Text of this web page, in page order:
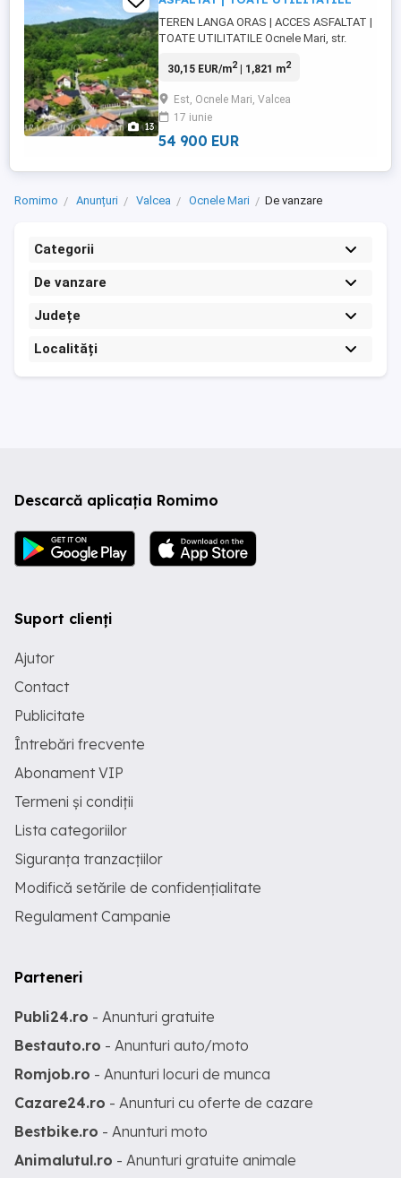
13
TEREN LANGA ORAS | ACCES ASFALTAT |
TOATE UTILITATILE Ocnele Mari, str.
euro mp FARA COMISION LA
o familie fericita ! Teren cu acces asfaltat,
pretabil constructie resedinta permanenta
sau casa de vacanta, situat ...
30,15 EUR/m2| 1,821 m2
Est, Ocnele Mari, Valcea
17 iunie
54 900 EUR
Romimo Anunțuri Valcea Ocnele Mari De vanzare
Categorii
De vanzare
Județe
Localități
Descarcă aplicația Romimo
Suport clienți
Ajutor
Contact
Publicitate
Întrebări frecvente
Abonament VIP
Termeni și condiții
Lista categoriilor
Siguranța tranzacțiilor
Modifică setările de confidențialitate
Regulament Campanie
Parteneri
Publi24.ro - Anunturi gratuite
Bestauto.ro - Anunturi auto/moto
Romjob.ro - Anunturi locuri de munca
Cazare24.ro - Anunturi cu oferte de cazare
Bestbike.ro - Anunturi moto
Animalutul.ro - Anunturi gratuite animale